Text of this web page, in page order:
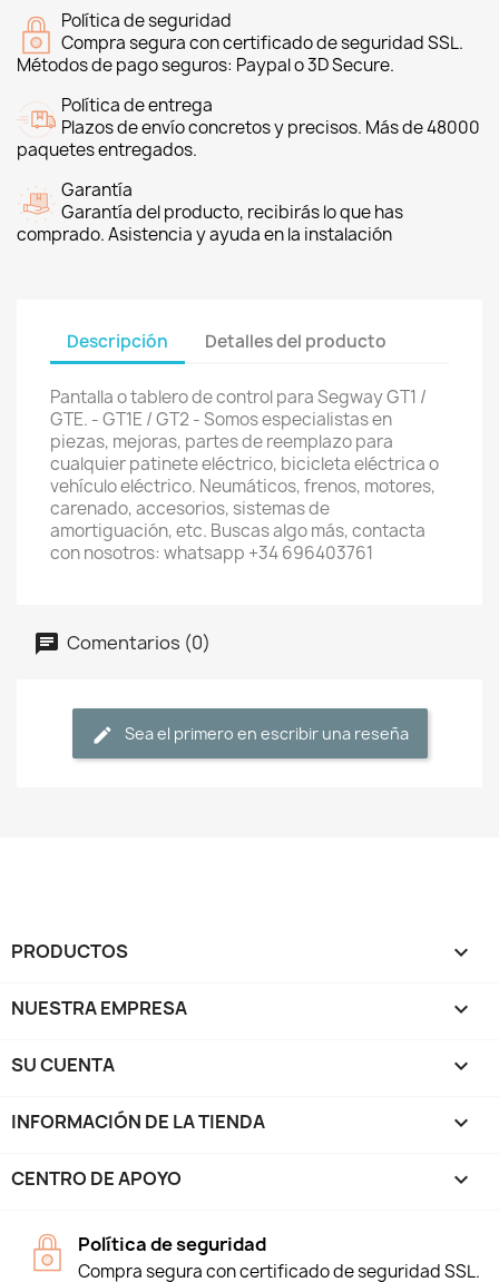
Política de seguridad
Compra segura con certificado de seguridad SSL.
Métodos de pago seguros: Paypal o 3D Secure.
Política de entrega
Plazos de envío concretos y precisos. Más de 48000
paquetes entregados.
Garantía
Garantía del producto, recibirás lo que has
comprado. Asistencia y ayuda en la instalación
Descripción Detalles del producto
Pantalla o tablero de control para Segway GT1 /
GTE. - GT1E / GT2 - Somos especialistas en
piezas, mejoras, partes de reemplazo para
cualquier patinete eléctrico, bicicleta eléctrica o
vehículo eléctrico. Neumáticos, frenos, motores,
carenado, accesorios, sistemas de
amortiguación, etc. Buscas algo más, contacta
con nosotros: whatsapp +34 696403761
Comentarios (0)
Sea el primero en escribir una reseña
PRODUCTOS 
NUESTRA EMPRESA 
SU CUENTA 
INFORMACIÓN DE LA TIENDA keyboard_arrow_down
CENTRO DE APOYO 
Política de seguridad
Compra segura con certificado de seguridad SSL.